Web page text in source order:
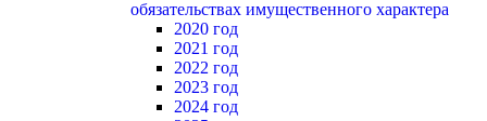
обязательствах имущественного характера
2020 год
2021 год
2022 год
2023 год
2024 год